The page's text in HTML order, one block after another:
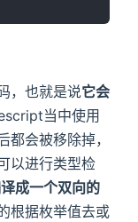
，也就是说它会
当中使用
会被移除掉，
以进行类型检
成一个双向的
根据枚举值去或